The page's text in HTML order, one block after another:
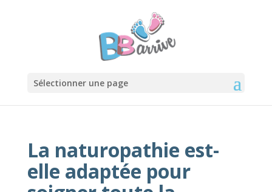
Sélectionner une page
La naturopathie est-
elle adaptée pour